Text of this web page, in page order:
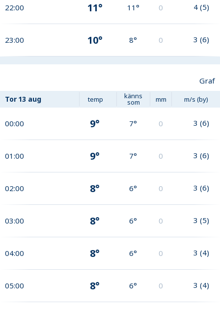
22:00 11° 11° 0 4 (5)
23:00 10° 8° 0 3 (6)
Graf
Tor 13 aug temp känns
som mm m/s (by)
00:00 9° 7° 0 3 (6)
01:00 9° 7° 0 3 (6)
02:00 8° 6° 0 3 (6)
03:00 8° 6° 0 3 (5)
04:00 8° 6° 0 3 (4)
05:00 8° 6° 0 3 (4)